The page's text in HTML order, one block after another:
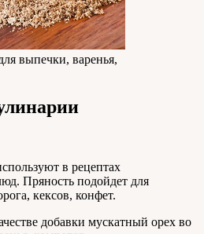
выпечки, варенья,
в рецептах
Пряность подойдет для
кексов, конфет.
добавки мускатный орех во